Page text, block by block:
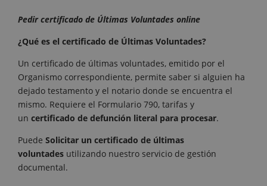
Pedir certificado de Últimas Voluntades online
¿Qué es el certificado de Últimas Voluntades?
Un certificado de últimas voluntades, emitido por el
Organismo correspondiente, permite saber si alguien ha
dejado testamento y el notario donde se encuentra el
mismo. Requiere el Formulario 790, tarifas y
un certificado de defunción literal para procesar.
Puede Solicitar un certificado de últimas
voluntades utilizando nuestro servicio de gestión
documental.